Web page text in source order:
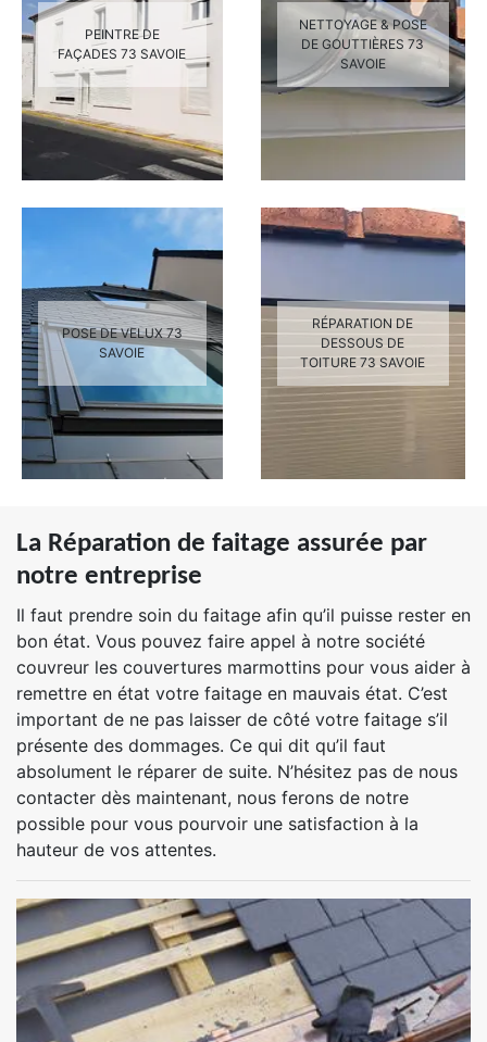
PEINTRE DE
FAÇADES 73 SAVOIE
NETTOYAGE & POSE
DE GOUTTIÈRES 73
SAVOIE
POSE DE VELUX 73
SAVOIE
RÉPARATION DE
DESSOUS DE
TOITURE 73 SAVOIE
La Réparation de faitage assurée par
notre entreprise
Il faut prendre soin du faitage afin qu’il puisse rester en
bon état. Vous pouvez faire appel à notre société
couvreur les couvertures marmottins pour vous aider à
remettre en état votre faitage en mauvais état. C’est
important de ne pas laisser de côté votre faitage s’il
présente des dommages. Ce qui dit qu’il faut
absolument le réparer de suite. N’hésitez pas de nous
contacter dès maintenant, nous ferons de notre
possible pour vous pourvoir une satisfaction à la
hauteur de vos attentes.